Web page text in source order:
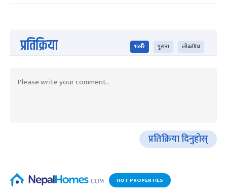
प्रतिक्रिया भर्खरै पुराना लोकप्रिय
प्रतिक्रिया दिनुहोस्
HOT PROPERTIES